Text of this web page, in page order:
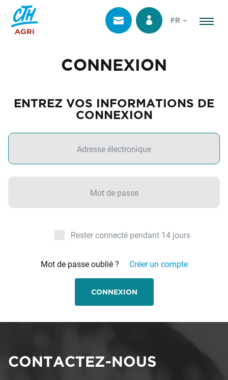
FR
CONNEXION
ENTREZ VOS INFORMATIONS DE
CONNEXION
Rester connecté pendant 14 jours
Mot de passe oublié ? Créer un compte
CONNEXION
CONTACTEZ-NOUS